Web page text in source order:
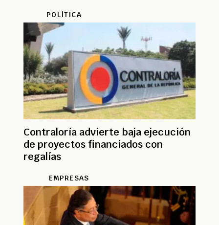
POLÍTICA
Contraloría advierte baja ejecución
de proyectos financiados con
regalías
EMPRESAS